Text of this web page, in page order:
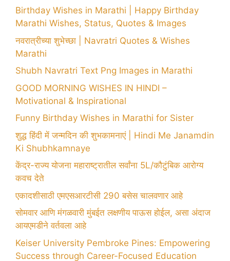
Birthday Wishes in Marathi | Happy Birthday
Marathi Wishes, Status, Quotes & Images
नवरात्रीच्या शुभेच्छा | Navratri Quotes & Wishes
Marathi
Shubh Navratri Text Png Images in Marathi
GOOD MORNING WISHES IN HINDI –
Motivational & Inspirational
Funny Birthday Wishes in Marathi for Sister
शुद्ध हिंदी में जन्मदिन की शुभकामनाएं | Hindi Me Janamdin
Ki Shubhkamnaye
केंद्र-राज्य योजना महाराष्ट्रातील सर्वांना 5L/कौटुंबिक आरोग्य
कवच देते
एकादशीसाठी एमएसआरटीसी 290 बसेस चालवणार आहे
सोमवार आणि मंगळवारी मुंबईत लक्षणीय पाऊस होईल, असा अंदाज
आयएमडीने वर्तवला आहे
Keiser University Pembroke Pines: Empowering
Success through Career-Focused Education